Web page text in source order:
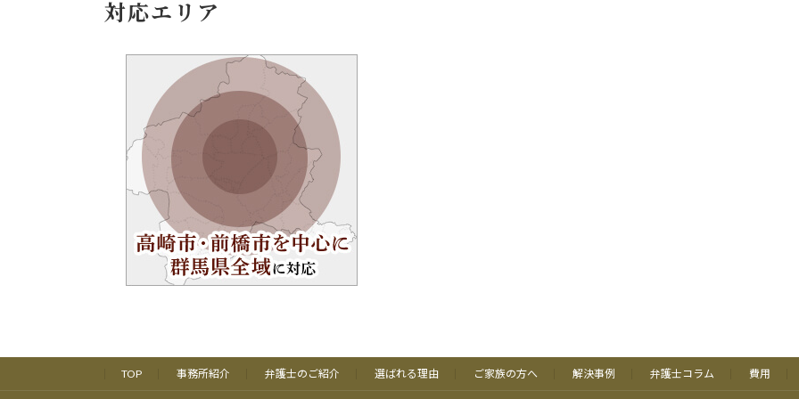
対応エリア
TOP 事務所紹介 弁護士のご紹介 選ばれる理由 ご家族の方へ 解決事例 弁護士コラム 費用